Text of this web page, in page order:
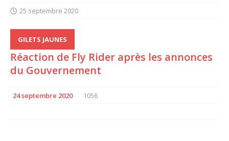
25 septembre 2020
GILETS JAUNES
Réaction de Fly Rider après les annonces
du Gouvernement
24 septembre 2020 1056